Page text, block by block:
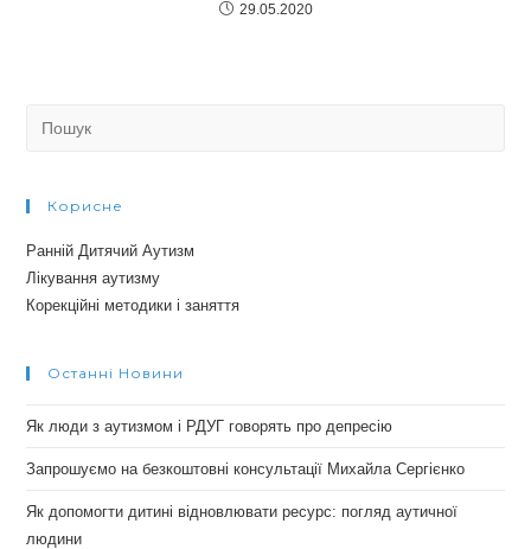
29.05.2020
Корисне
Ранній Дитячий Аутизм
Лікування аутизму
Корекційні методики і заняття
Останні Новини
Як люди з аутизмом і РДУГ говорять про депресію
Запрошуємо на безкоштовні консультації Михайла Сергієнко
Як допомогти дитині відновлювати ресурс: погляд аутичної
людини